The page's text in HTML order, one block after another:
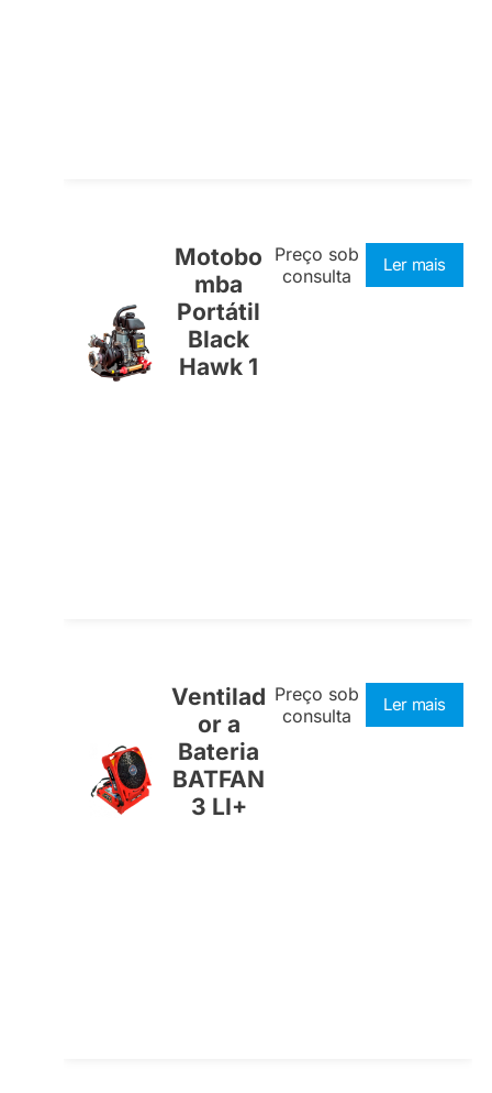
Motobo
mba
Portátil
Black
Hawk 1
Preço sob
consulta
Ler mais
Ventilad
or a
Bateria
BATFAN
3 LI+
Preço sob
consulta
Ler mais